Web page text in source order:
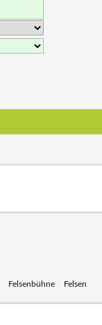
Felsenbühne Felsen